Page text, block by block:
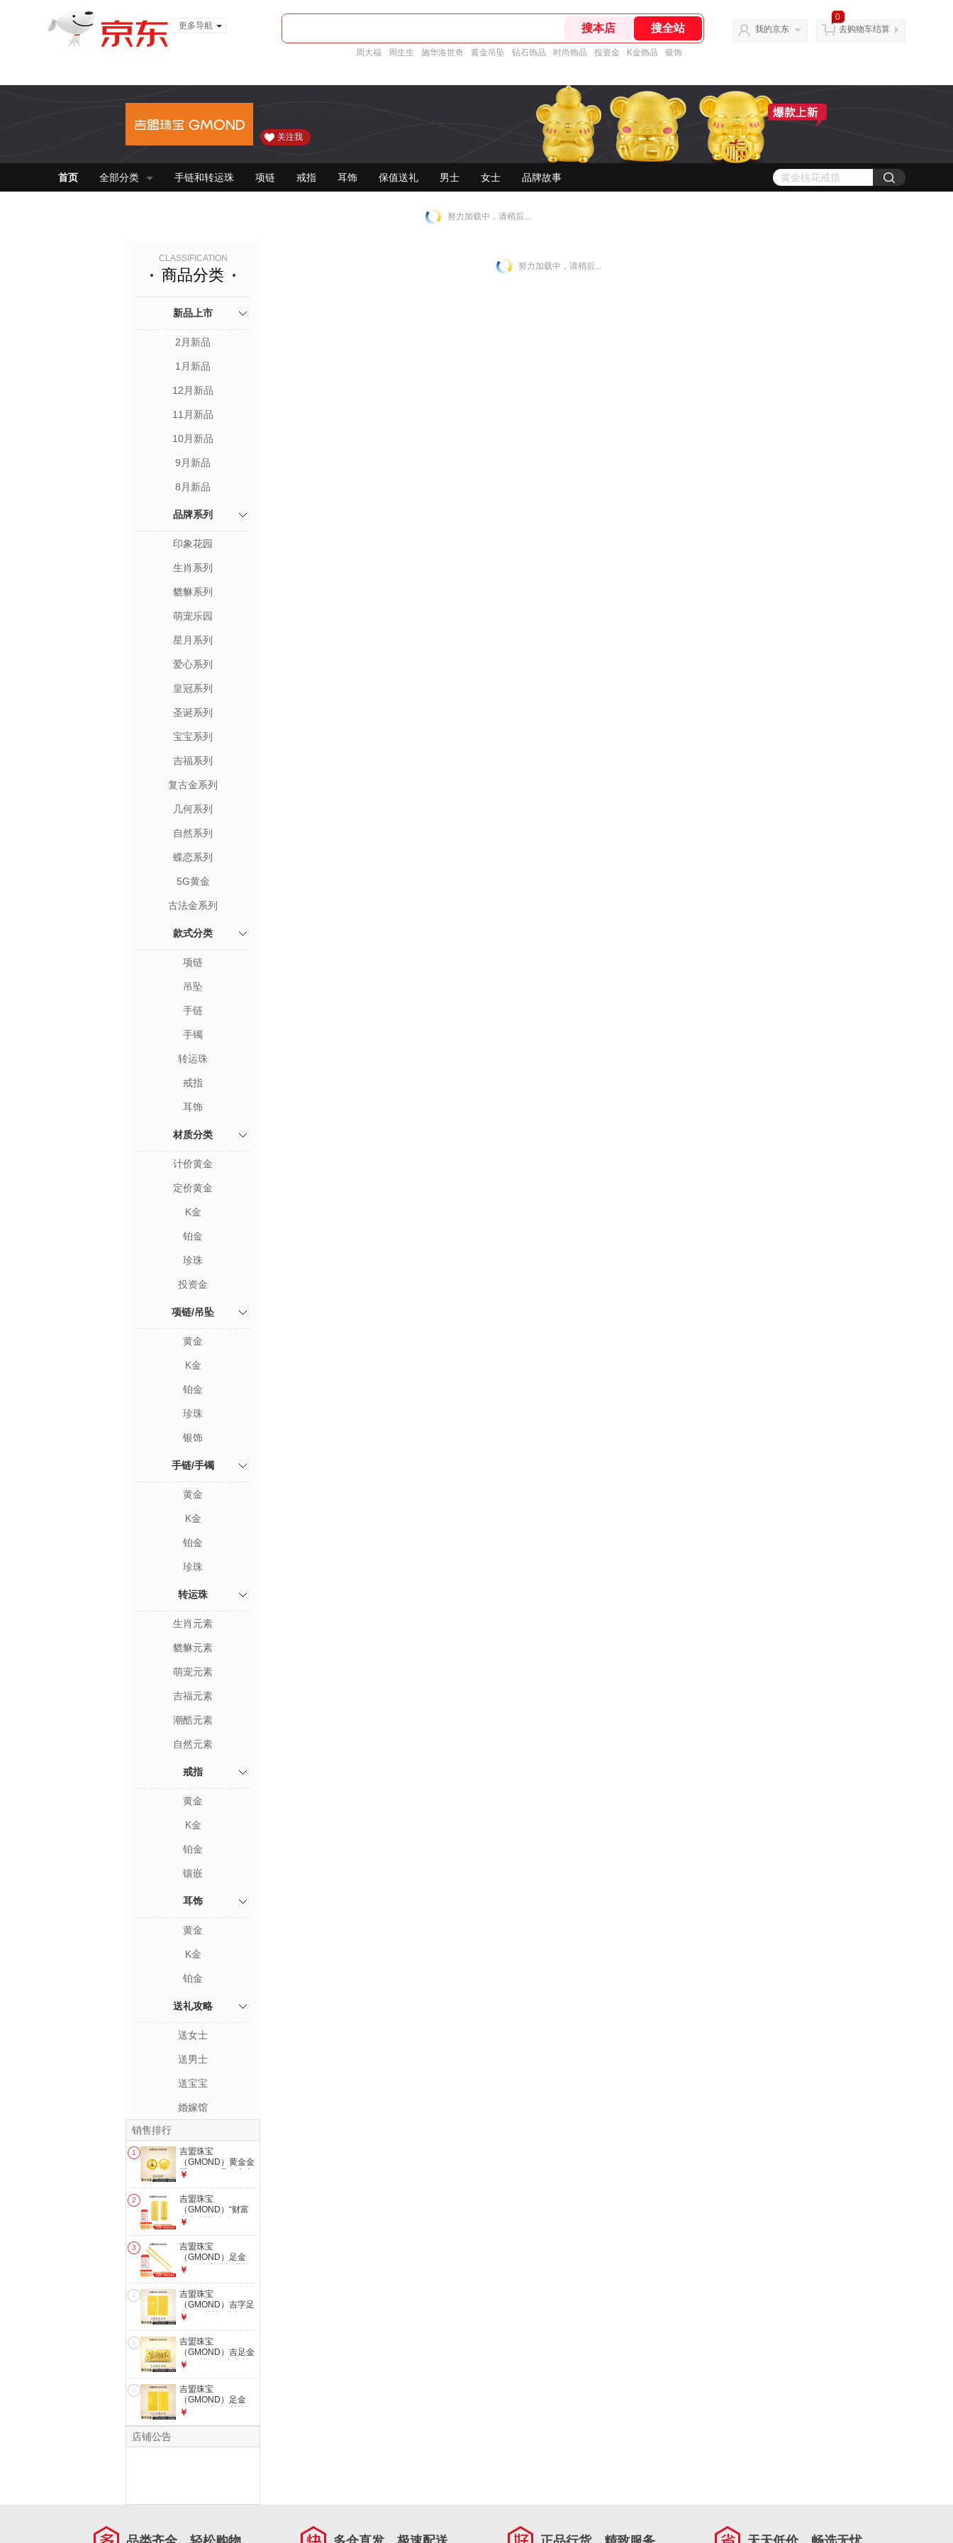
更多导航
周大福 周生生 施华洛世奇 黄金吊坠 钻石饰品 时尚饰品 投资金 K金饰品 银饰
我的京东
0
去购物车结算
关注我
首页 全部分类 手链和转运珠 项链 戒指 耳饰 保值送礼 男士 女士 品牌故事
努力加载中，请稍后...
CLASSIFICATION
商品分类
新品上市
2月新品
1月新品
12月新品
11月新品
10月新品
9月新品
8月新品
品牌系列
印象花园
生肖系列
貔貅系列
萌宠乐园
星月系列
爱心系列
皇冠系列
圣诞系列
宝宝系列
吉福系列
复古金系列
几何系列
自然系列
蝶恋系列
5G黄金
古法金系列
款式分类
项链
吊坠
手链
手镯
转运珠
戒指
耳饰
材质分类
计价黄金
定价黄金
K金
铂金
珍珠
投资金
项链/吊坠
黄金
K金
铂金
珍珠
银饰
手链/手镯
黄金
K金
铂金
珍珠
转运珠
生肖元素
貔貅元素
萌宠元素
吉福元素
潮酷元素
自然元素
戒指
黄金
K金
铂金
镶嵌
耳饰
黄金
K金
铂金
送礼攻略
送女士
送男士
送宝宝
婚嫁馆
销售排行
1
吉盟珠宝
（GMOND）黄金金
豆AU9999足金实心
日礼物送女友送朋友
发货后不支持退换货
和拒收 足金金锭1g-
配鉴定证书
￥
2
吉盟珠宝
（GMOND）“财富
自由”投资金条10g
资收藏礼品七夕礼物
财富自由金条 金重
10.00g（不支持退
换货）
￥
3
吉盟珠宝
（GMOND）足金
9999吉言百福书签
送老婆生日礼物七夕
礼物 发货后不支持
退换货和拒收 大版
吉言书签10g【配检
测证书】
￥
4
吉盟珠宝
（GMOND）吉字足
金9999投资金条纯
生日礼物 发货后不
支持退换货和拒收
5g吉字投资金-配鉴
定证书
￥
5
吉盟珠宝
（GMOND）吉足金
9999投资金实心纯
送礼物1g 发货后不
支持退换货和拒收
投资金片生日快乐
1g【配鉴定证书】
￥
6
吉盟珠宝
（GMOND）足金
9999马上有财投资
￥
店铺公告
努力加载中，请稍后...